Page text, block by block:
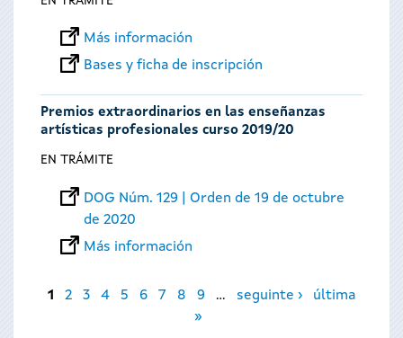
Más información
Bases y ficha de inscripción
Premios extraordinarios en las enseñanzas
artísticas profesionales curso 2019/20
EN TRÁMITE
DOG Núm. 129 | Orden de 19 de octubre
de 2020
Más información
Páginas
1 2 3 4 5 6 7 8 9 … seguinte ›
última
»